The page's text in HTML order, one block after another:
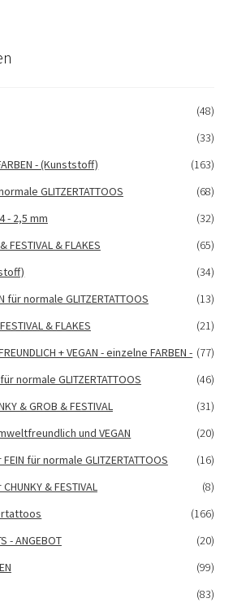
(48)
(33)
- (Kunststoff)
(163)
GLITZERTATTOOS
(68)
- 2,5 mm
(32)
FESTIVAL & FLAKES
(65)
(34)
für normale GLITZERTATTOOS
(13)
& FLAKES
(21)
+ VEGAN - einzelne FARBEN - (77)
normale GLITZERTATTOOS
(46)
& GROB & FESTIVAL
(31)
und VEGAN
(20)
für normale GLITZERTATTOOS
(16)
& FESTIVAL
(8)
(166)
- ANGEBOT
(20)
(99)
(83)